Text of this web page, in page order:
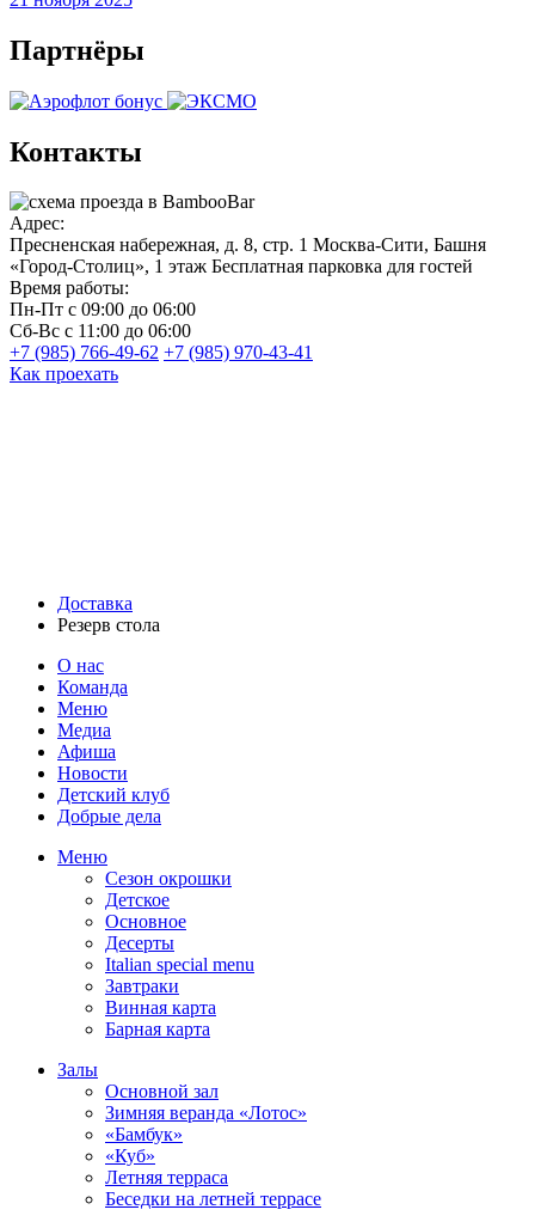
Партнёры
Контакты
Адрес:
Пресненская набережная, д. 8, стр. 1 Москва-Сити, Башня
«Город-Столиц», 1 этаж Бесплатная парковка для гостей
Время работы:
Пн-Пт с 09:00 до 06:00
Сб-Вс с 11:00 до 06:00
+7 (985) 766-49-62 +7 (985) 970-43-41
Как проехать
Доставка
Резерв стола
О нас
Команда
Меню
Медиа
Афиша
Новости
Детский клуб
Добрые дела
Меню
Сезон окрошки
Детское
Основное
Десерты
Italian special menu
Завтраки
Винная карта
Барная карта
Залы
Основной зал
Зимняя веранда «Лотос»
«Бамбук»
«Куб»
Летняя терраса
Беседки на летней террасе